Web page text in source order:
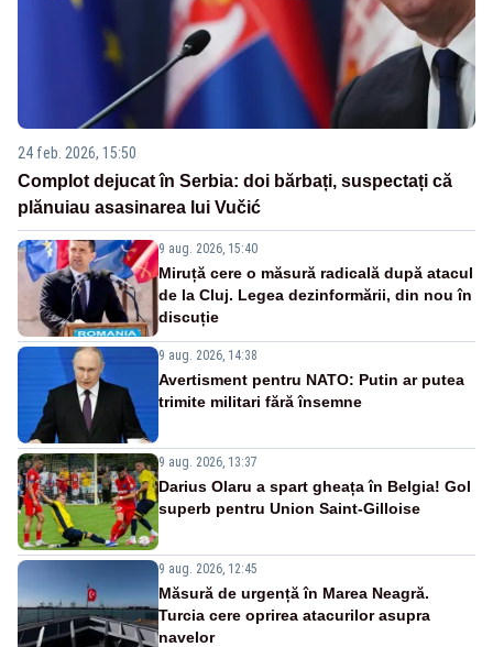
24 feb. 2026, 15:50
Complot dejucat în Serbia: doi bărbați, suspectați că
plănuiau asasinarea lui Vučić
9 aug. 2026, 15:40
Miruță cere o măsură radicală după atacul
de la Cluj. Legea dezinformării, din nou în
discuție
9 aug. 2026, 14:38
Avertisment pentru NATO: Putin ar putea
trimite militari fără însemne
9 aug. 2026, 13:37
Darius Olaru a spart gheața în Belgia! Gol
superb pentru Union Saint-Gilloise
9 aug. 2026, 12:45
Măsură de urgență în Marea Neagră.
Turcia cere oprirea atacurilor asupra
navelor